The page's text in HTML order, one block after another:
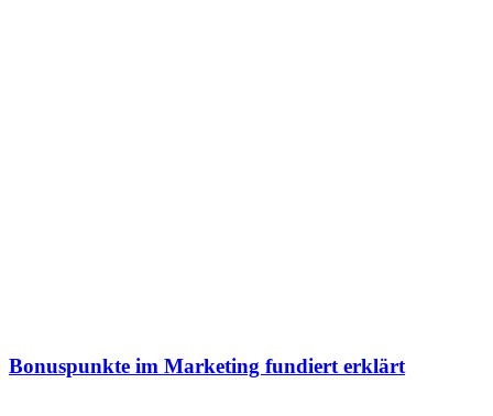
Bonuspunkte im Marketing fundiert erklärt